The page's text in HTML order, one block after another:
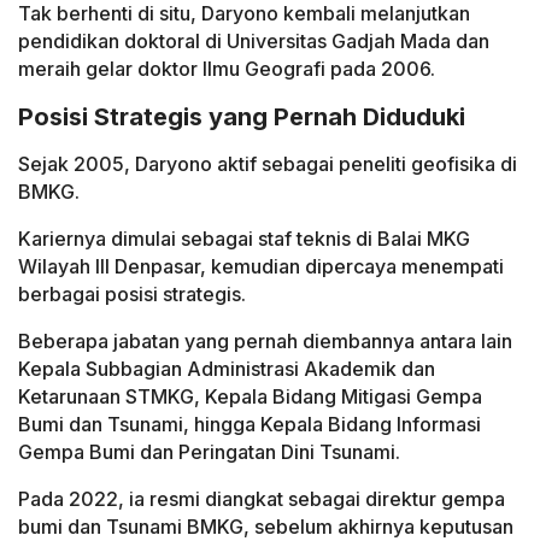
Tak berhenti di situ, Daryono kembali melanjutkan
pendidikan doktoral di Universitas Gadjah Mada dan
meraih gelar doktor Ilmu Geografi pada 2006.
Posisi Strategis yang Pernah Diduduki
Sejak 2005, Daryono aktif sebagai peneliti geofisika di
BMKG.
Kariernya dimulai sebagai staf teknis di Balai MKG
Wilayah III Denpasar, kemudian dipercaya menempati
berbagai posisi strategis.
Beberapa jabatan yang pernah diembannya antara lain
Kepala Subbagian Administrasi Akademik dan
Ketarunaan STMKG, Kepala Bidang Mitigasi Gempa
Bumi dan Tsunami, hingga Kepala Bidang Informasi
Gempa Bumi dan Peringatan Dini Tsunami.
Pada 2022, ia resmi diangkat sebagai direktur gempa
bumi dan Tsunami BMKG, sebelum akhirnya keputusan